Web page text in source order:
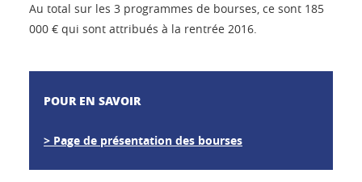
Au total sur les 3 programmes de bourses, ce sont 185
000 € qui sont attribués à la rentrée 2016.
POUR EN SAVOIR
> Page de présentation des bourses